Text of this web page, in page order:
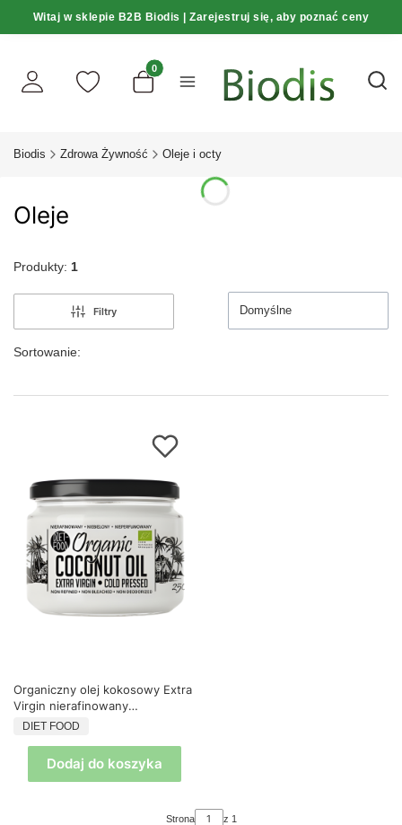
Witaj w sklepie B2B Biodis | Zarejestruj się, aby poznać ceny
Produkty w koszyku: 0. Zobacz szczegóły
Biodis Zdrowa Żywność Oleje i octy
Oleje
Produkty: 1
Filtry
Sortowanie:
Domyślne
Organiczny olej kokosowy Extra
Virgin nierafinowany
nieperfumowany 250 ml Diet
PRODUCENT
DIET FOOD
Dodaj do koszyka
Strona z 1